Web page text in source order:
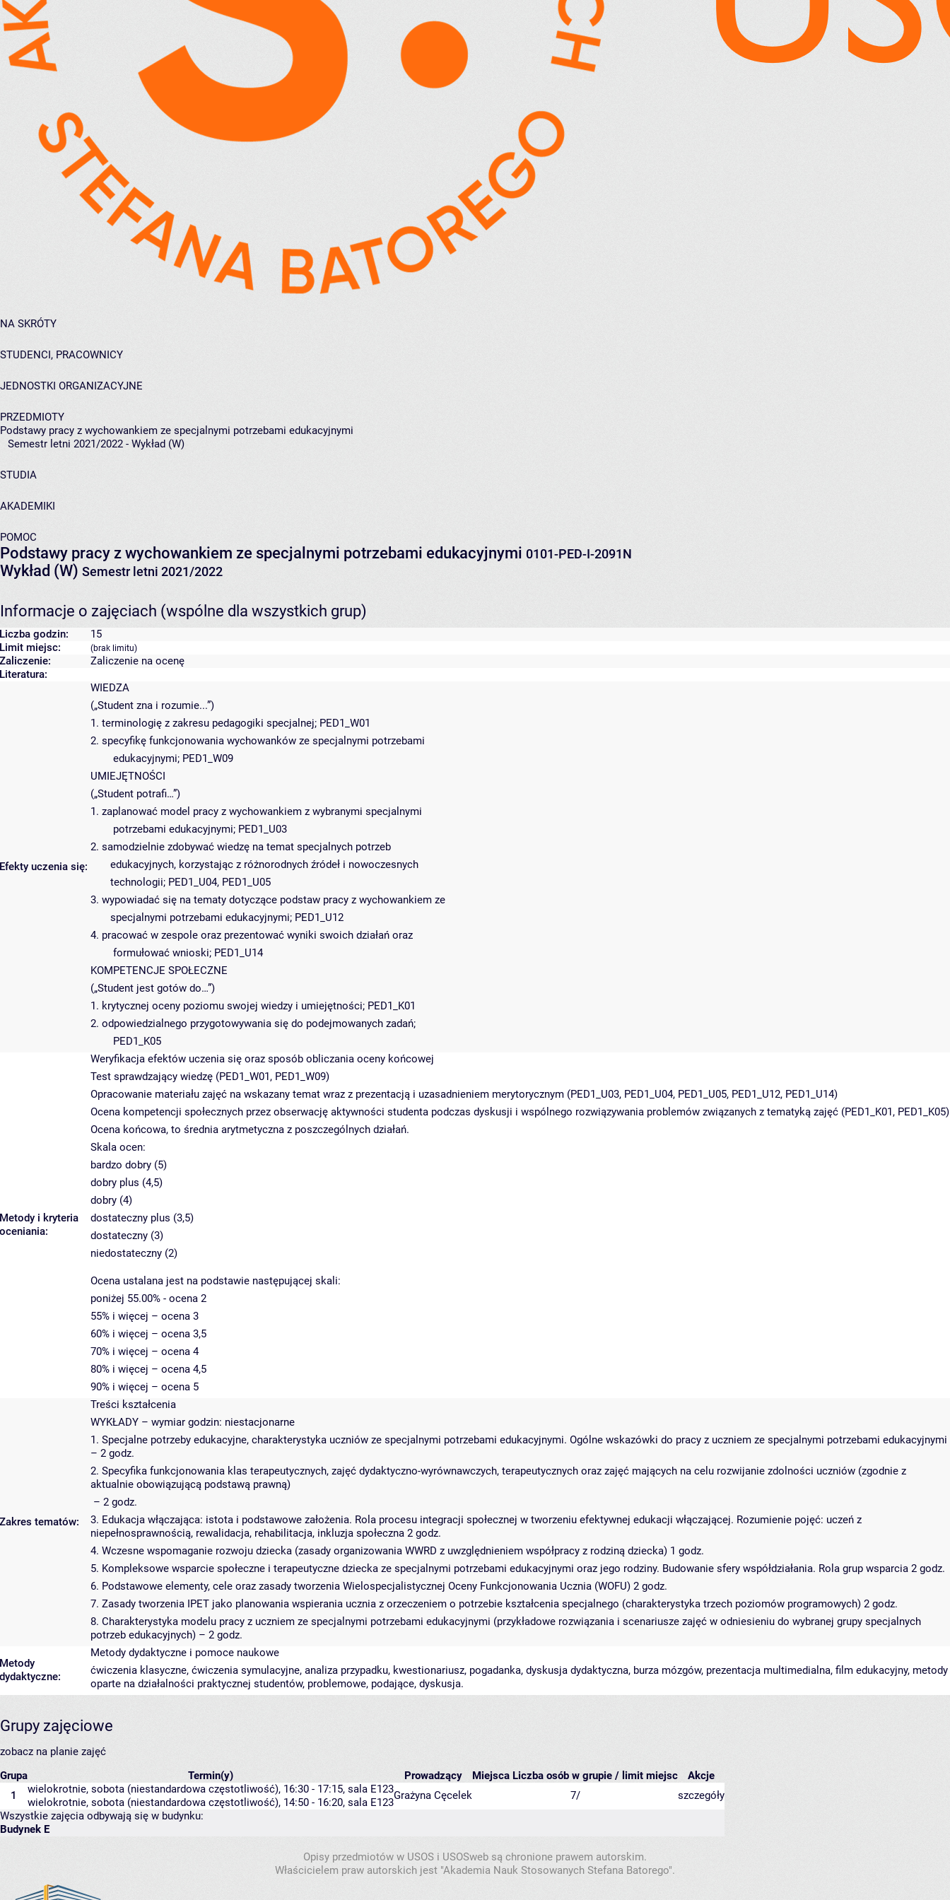
NA SKRÓTY
STUDENCI, PRACOWNICY
JEDNOSTKI ORGANIZACYJNE
PRZEDMIOTY
Podstawy pracy z wychowankiem ze specjalnymi potrzebami edukacyjnymi
Semestr letni 2021/2022 - Wykład (W)
STUDIA
AKADEMIKI
POMOC
Podstawy pracy z wychowankiem ze specjalnymi potrzebami edukacyjnymi 0101-PED-I-2091N
Wykład (W) Semestr letni 2021/2022
Informacje o zajęciach (wspólne dla wszystkich grup)
Liczba godzin:
15
Limit miejsc:
(brak limitu)
Zaliczenie:
Zaliczenie na ocenę
Literatura:
Efekty uczenia się:
WIEDZA
(„Student zna i rozumie...”)
1. terminologię z zakresu pedagogiki specjalnej; PED1_W01
2. specyfikę funkcjonowania wychowanków ze specjalnymi potrzebami
edukacyjnymi; PED1_W09
UMIEJĘTNOŚCI
(„Student potrafi…”)
1. zaplanować model pracy z wychowankiem z wybranymi specjalnymi
potrzebami edukacyjnymi; PED1_U03
2. samodzielnie zdobywać wiedzę na temat specjalnych potrzeb
edukacyjnych, korzystając z różnorodnych źródeł i nowoczesnych
technologii; PED1_U04, PED1_U05
3. wypowiadać się na tematy dotyczące podstaw pracy z wychowankiem ze
specjalnymi potrzebami edukacyjnymi; PED1_U12
4. pracować w zespole oraz prezentować wyniki swoich działań oraz
formułować wnioski; PED1_U14
KOMPETENCJE SPOŁECZNE
(„Student jest gotów do…”)
1. krytycznej oceny poziomu swojej wiedzy i umiejętności; PED1_K01
2. odpowiedzialnego przygotowywania się do podejmowanych zadań;
PED1_K05
Metody i kryteria
oceniania:
Weryfikacja efektów uczenia się oraz sposób obliczania oceny końcowej
Test sprawdzający wiedzę (PED1_W01, PED1_W09)
Opracowanie materiału zajęć na wskazany temat wraz z prezentacją i uzasadnieniem merytorycznym (PED1_U03, PED1_U04, PED1_U05, PED1_U12, PED1_U14)
Ocena kompetencji społecznych przez obserwację aktywności studenta podczas dyskusji i wspólnego rozwiązywania problemów związanych z tematyką zajęć (PED1_K01, PED1_K05)
Ocena końcowa, to średnia arytmetyczna z poszczególnych działań.
Skala ocen:
bardzo dobry (5)
dobry plus (4,5)
dobry (4)
dostateczny plus (3,5)
dostateczny (3)
niedostateczny (2)
Ocena ustalana jest na podstawie następującej skali:
poniżej 55.00% - ocena 2
55% i więcej – ocena 3
60% i więcej – ocena 3,5
70% i więcej – ocena 4
80% i więcej – ocena 4,5
90% i więcej – ocena 5
Zakres tematów:
Treści kształcenia
WYKŁADY – wymiar godzin: niestacjonarne
1. Specjalne potrzeby edukacyjne, charakterystyka uczniów ze specjalnymi potrzebami edukacyjnymi. Ogólne wskazówki do pracy z uczniem ze specjalnymi potrzebami edukacyjnymi
– 2 godz.
2. Specyfika funkcjonowania klas terapeutycznych, zajęć dydaktyczno-wyrównawczych, terapeutycznych oraz zajęć mających na celu rozwijanie zdolności uczniów (zgodnie z
aktualnie obowiązującą podstawą prawną)
– 2 godz.
3. Edukacja włączająca: istota i podstawowe założenia. Rola procesu integracji społecznej w tworzeniu efektywnej edukacji włączającej. Rozumienie pojęć: uczeń z
niepełnosprawnością, rewalidacja, rehabilitacja, inkluzja społeczna 2 godz.
4. Wczesne wspomaganie rozwoju dziecka (zasady organizowania WWRD z uwzględnieniem współpracy z rodziną dziecka) 1 godz.
5. Kompleksowe wsparcie społeczne i terapeutyczne dziecka ze specjalnymi potrzebami edukacyjnymi oraz jego rodziny. Budowanie sfery współdziałania. Rola grup wsparcia 2 godz.
6. Podstawowe elementy, cele oraz zasady tworzenia Wielospecjalistycznej Oceny Funkcjonowania Ucznia (WOFU) 2 godz.
7. Zasady tworzenia IPET jako planowania wspierania ucznia z orzeczeniem o potrzebie kształcenia specjalnego (charakterystyka trzech poziomów programowych) 2 godz.
8. Charakterystyka modelu pracy z uczniem ze specjalnymi potrzebami edukacyjnymi (przykładowe rozwiązania i scenariusze zajęć w odniesieniu do wybranej grupy specjalnych
potrzeb edukacyjnych) – 2 godz.
Metody
dydaktyczne:
Metody dydaktyczne i pomoce naukowe
ćwiczenia klasyczne, ćwiczenia symulacyjne, analiza przypadku, kwestionariusz, pogadanka, dyskusja dydaktyczna, burza mózgów, prezentacja multimedialna, film edukacyjny, metody
oparte na działalności praktycznej studentów, problemowe, podające, dyskusja.
Grupy zajęciowe
zobacz na planie zajęć
Grupa
Termin(y) Prowadzący Miejsca Liczba osób w grupie / limit miejsc
Akcje
1
wielokrotnie, sobota (niestandardowa częstotliwość), 16:30 - 17:15, sala E123
wielokrotnie, sobota (niestandardowa częstotliwość), 14:50 - 16:20, sala E123
Grażyna Cęcelek 7/
szczegóły
Wszystkie zajęcia odbywają się w budynku:
Budynek E
Opisy przedmiotów w USOS i USOSweb są chronione prawem autorskim.
Właścicielem praw autorskich jest "Akademia Nauk Stosowanych Stefana Batorego".